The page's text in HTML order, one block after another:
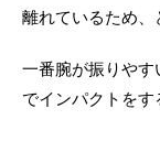
離れているため、
一番腕が振りや
でインパクトをす